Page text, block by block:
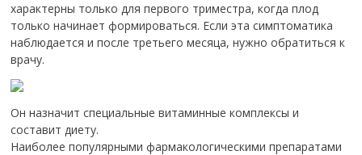
характерны только для первого триместра, когда плод
только начинает формироваться. Если эта симптоматика
наблюдается и после третьего месяца, нужно обратиться к
врачу.
Он назначит специальные витаминные комплексы и
составит диету.
Наиболее популярными фармакологическими препаратами